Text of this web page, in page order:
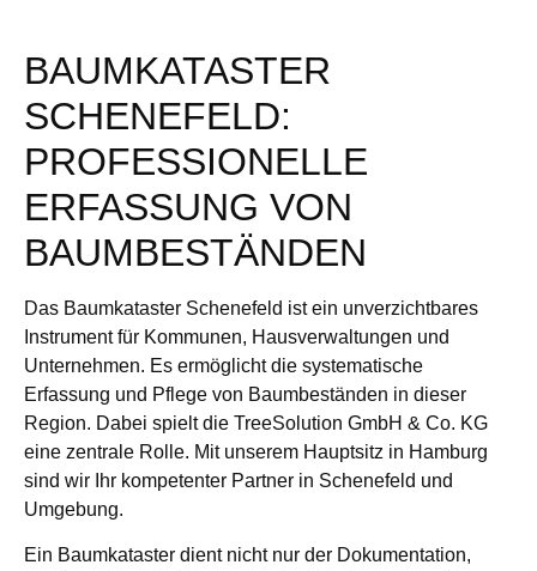
BAUMKATASTER
SCHENEFELD:
PROFESSIONELLE
ERFASSUNG VON
BAUMBESTÄNDEN
Das Baumkataster Schenefeld ist ein unverzichtbares
Instrument für Kommunen, Hausverwaltungen und
Unternehmen. Es ermöglicht die systematische
Erfassung und Pflege von Baumbeständen in dieser
Region. Dabei spielt die TreeSolution GmbH & Co. KG
eine zentrale Rolle. Mit unserem Hauptsitz in Hamburg
sind wir Ihr kompetenter Partner in Schenefeld und
Umgebung.
Ein Baumkataster dient nicht nur der Dokumentation,